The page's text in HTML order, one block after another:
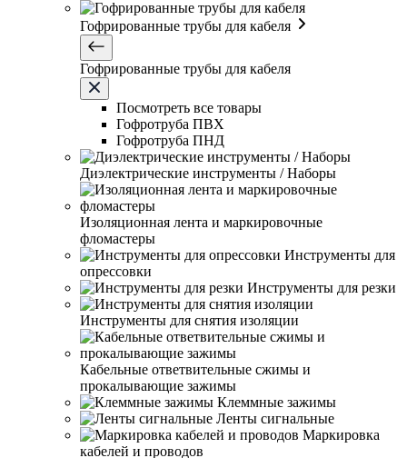
Гофрированные трубы для кабеля
Гофрированные трубы для кабеля
Посмотреть все товары
Гофротруба ПВХ
Гофротруба ПНД
Диэлектрические инструменты / Наборы
Изоляционная лента и маркировочные
фломастеры
Инструменты для
опрессовки
Инструменты для резки
Инструменты для снятия изоляции
Кабельные ответвительные сжимы и
прокалывающие зажимы
Клеммные зажимы
Ленты сигнальные
Маркировка
кабелей и проводов